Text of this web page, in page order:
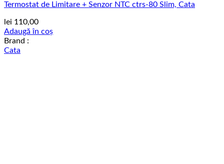
Termostat de Limitare + Senzor NTC ctrs-80 Slim, Cata
lei 110,00
Adaugă în coș
Brand :
Cata